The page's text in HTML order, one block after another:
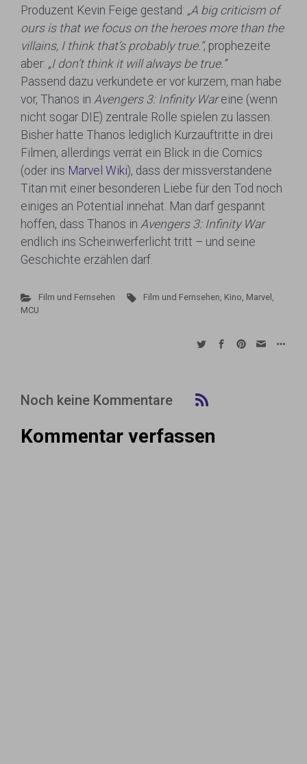
Produzent Kevin Feige gestand: „A big criticism of
ours is that we focus on the heroes more than the
villains, I think that’s probably true.“, prophezeite
aber: „I don’t think it will always be true.”
Passend dazu verkündete er vor kurzem, man habe
vor, Thanos in Avengers 3: Infinity Wareine (wenn
nicht sogar DIE) zentrale Rolle spielen zu lassen.
Bisher hatte Thanos lediglich Kurzauftritte in drei
Filmen, allerdings verrät ein Blick in die Comics
(oder ins Marvel Wiki), dass der missverstandene
Titan mit einer besonderen Liebe für den Tod noch
einiges an Potential innehat. Man darf gespannt
hoffen, dass Thanos in Avengers 3: Infinity War
endlich ins Scheinwerferlicht tritt – und seine
Geschichte erzählen darf.
Film und Fernsehen Film und Fernsehen, Kino, Marvel ,
MCU
Noch keine Kommentare
Kommentar verfassen